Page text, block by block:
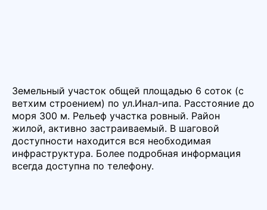
Земельный участок общей площадью 6 соток (с
ветхим строением) по ул.Инал-ипа. Расстояние до
моря 300 м. Рельеф участка ровный. Район
жилой, активно застраиваемый. В шаговой
доступности находится вся необходимая
инфраструктура. Более подробная информация
всегда доступна по телефону.